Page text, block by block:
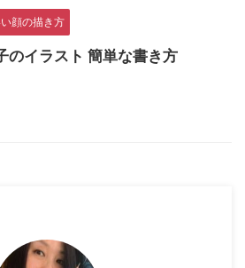
顔の描き方
のイラスト 簡単な書き方